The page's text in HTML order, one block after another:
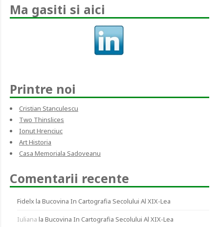
Ma gasiti si aici
Printre noi
Cristian Stanculescu
Two Thinslices
Ionut Hrenciuc
Art Historia
Casa Memoriala Sadoveanu
Comentarii recente
Fidelxla Bucovina In Cartografia Secolului Al XIX-Lea
Iuliana la Bucovina In Cartografia Secolului Al XIX-Lea